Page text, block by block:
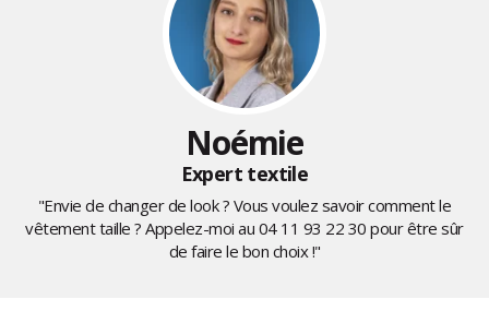
Noémie
Expert textile
"Envie de changer de look ? Vous voulez savoir comment le
vêtement taille ? Appelez-moi au 04 11 93 22 30 pour être sûr
de faire le bon choix !"